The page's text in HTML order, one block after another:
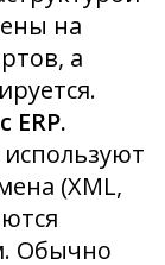
на
а
(XML,
Обычно